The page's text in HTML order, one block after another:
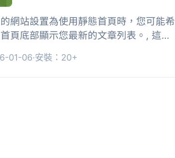
網站設置為使用靜態首頁時，您可能希
頁底部顯示您最新的文章列表。, 這個
摘要和鏈接。您可以自定義...
01-06·安裝：20+